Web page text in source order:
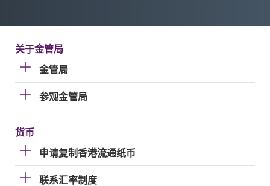
关于金管局
金管局
参观金管局
货币
申请复制香港流通纸币
联系汇率制度